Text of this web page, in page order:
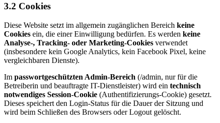
3.2 Cookies
Diese Website setzt im allgemein zugänglichen Bereich keine
Cookies ein, die einer Einwilligung bedürfen. Es werden keine
Analyse-, Tracking- oder Marketing-Cookies verwendet
(insbesondere kein Google Analytics, kein Facebook Pixel, keine
vergleichbaren Dienste).
Im passwortgeschützten Admin-Bereich (/admin, nur für die
Betreiberin und beauftragte IT-Dienstleister) wird ein technisch
notwendiges Session-Cookie (Authentifizierungs-Cookie) gesetzt.
Dieses speichert den Login-Status für die Dauer der Sitzung und
wird beim Schließen des Browsers oder Logout gelöscht.